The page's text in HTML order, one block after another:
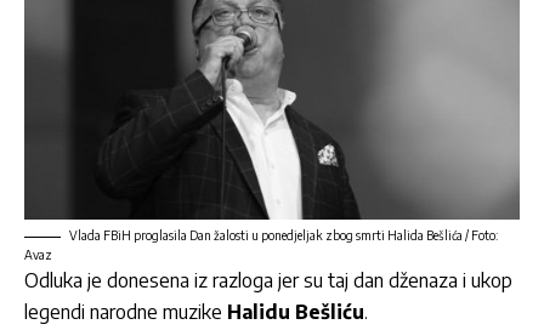
Vlada FBiH proglasila Dan žalosti u ponedjeljak zbog smrti Halida Bešlića / Foto:
Avaz
Odluka je donesena iz razloga jer su taj dan dženaza i ukop
legendi narodne muzike Halidu Bešliću.